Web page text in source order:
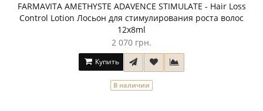
FARMAVITA AMETHYSTE ADAVENCE STIMULATE - Hair Loss
Control Lotion Лосьон для стимулирования роста волос
12х8ml
2 070 грн.
Купить
В наличии